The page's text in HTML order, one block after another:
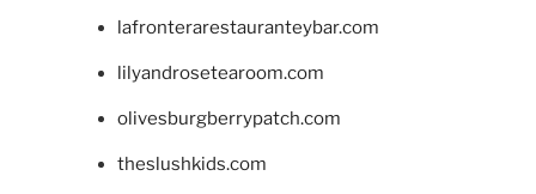
lafronterarestauranteybar.com
lilyandrosetearoom.com
olivesburgberrypatch.com
theslushkids.com